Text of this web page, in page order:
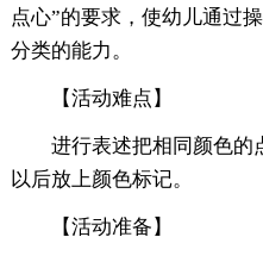
点心”的要求，使幼儿通过
分类的能力。
【活动难点】
进行表述把相同颜色的
以后放上颜色标记。
【活动准备】